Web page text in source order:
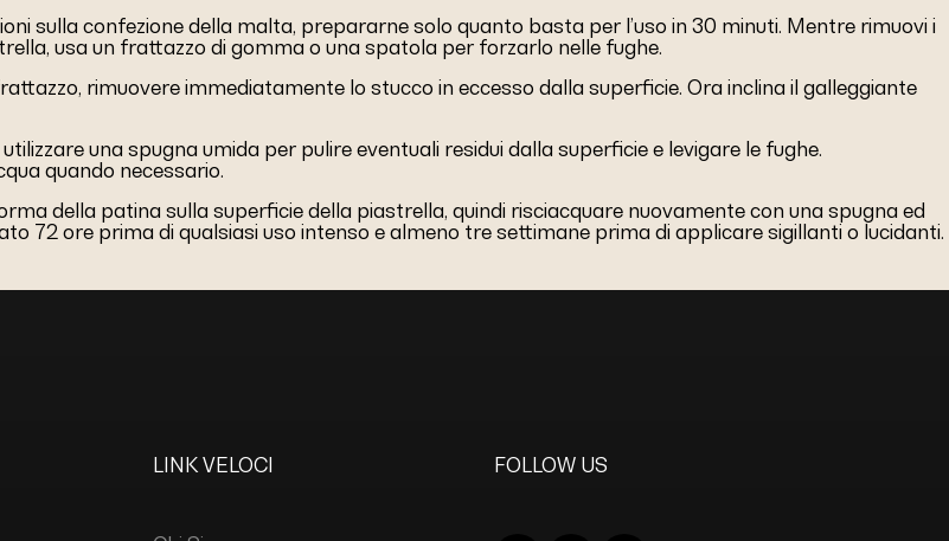
sulla confezione della malta, prepararne solo quanto basta per l’uso in 30 minuti. Mentre rimuovi i
usa un frattazzo di gomma o una spatola per forzarlo nelle fughe.
rimuovere immediatamente lo stucco in eccesso dalla superficie. Ora inclina il galleggiante
una spugna umida per pulire eventuali residui dalla superficie e levigare le fughe.
quando necessario.
della patina sulla superficie della piastrella, quindi risciacquare nuovamente con una spugna ed
72 ore prima di qualsiasi uso intenso e almeno tre settimane prima di applicare sigillanti o lucidanti.
LINK VELOCI FOLLOW US